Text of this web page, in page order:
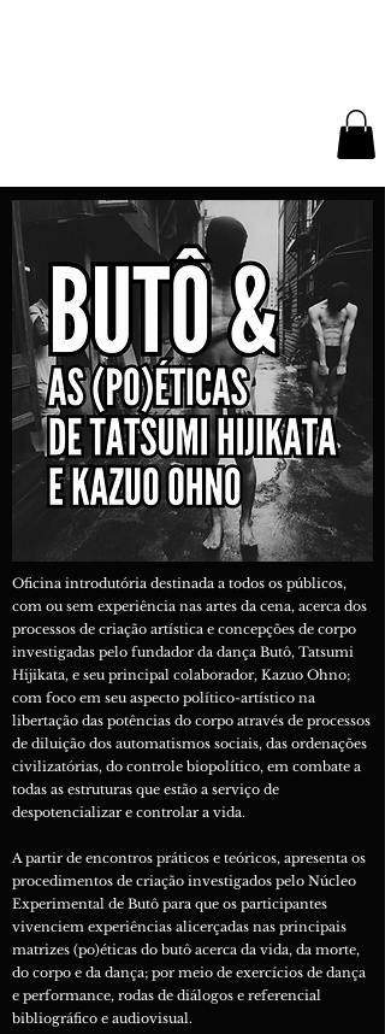
Oficina introdutória destinada a todos os públicos,
com ou sem experiência nas artes da cena, acerca dos
processos de criação artística e concepções de corpo
investigadas pelo fundador da dança Butô, Tatsumi
Hijikata, e seu principal colaborador, Kazuo Ohno;
com foco em seu aspecto político-artístico na
libertação das potências do corpo através de processos
de diluição dos automatismos sociais, das ordenações
civilizatórias, do controle biopolítico, em combate a
todas as estruturas que estão a serviço de
despotencializar e controlar a vida.
A partir de encontros práticos e teóricos, apresenta os
procedimentos de criação investigados pelo Núcleo
Experimental de Butô para que os participantes
vivenciem experiências alicerçadas nas principais
matrizes (po)éticas do butô acerca da vida, da morte,
do corpo e da dança; por meio de exercícios de dança
e performance, rodas de diálogos e referencial
bibliográfico e audiovisual.